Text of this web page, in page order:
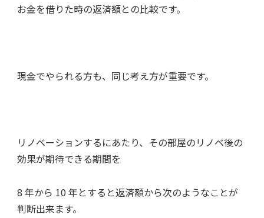
お金を借りた時の返済額との比較です。
現金でやられる方も、同じ考え方が重要です。
リノベーションするにあたり、その部屋のリノベ後の
効果が期待できる期間を
8 年から 10 年とすると返済額から次のようなことが
判断出来ます。